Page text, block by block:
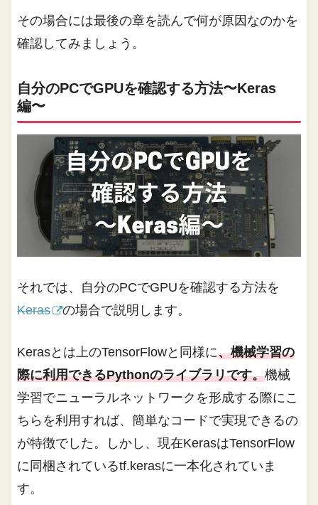
その場合には最後の章を読んで何が原因なのかを
確認してみましょう。
自分のPCでGPUを確認する方法〜Keras
編〜
それでは、自分のPCでGPUを確認する方法を
Keras
の場合で説明します。
Kerasとは上のTensorFlowと同様に、機械学習の
際に利用できるPythonのライブラリです。機械
学習でニューラルネットワークを形成する際にこ
ちらを利用すれば、簡単なコードで実現できるの
が特徴でした。しかし、現在KerasはTensorFlow
に同梱されているtf.kerasに一本化されていま
す。